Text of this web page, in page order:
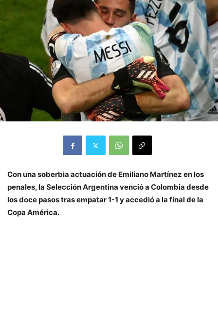
Con una soberbia actuación de Emiliano Martínez en los
penales, la Selección Argentina venció a Colombia desde
los doce pasos tras empatar 1-1 y accedió a la final de la
Copa América.